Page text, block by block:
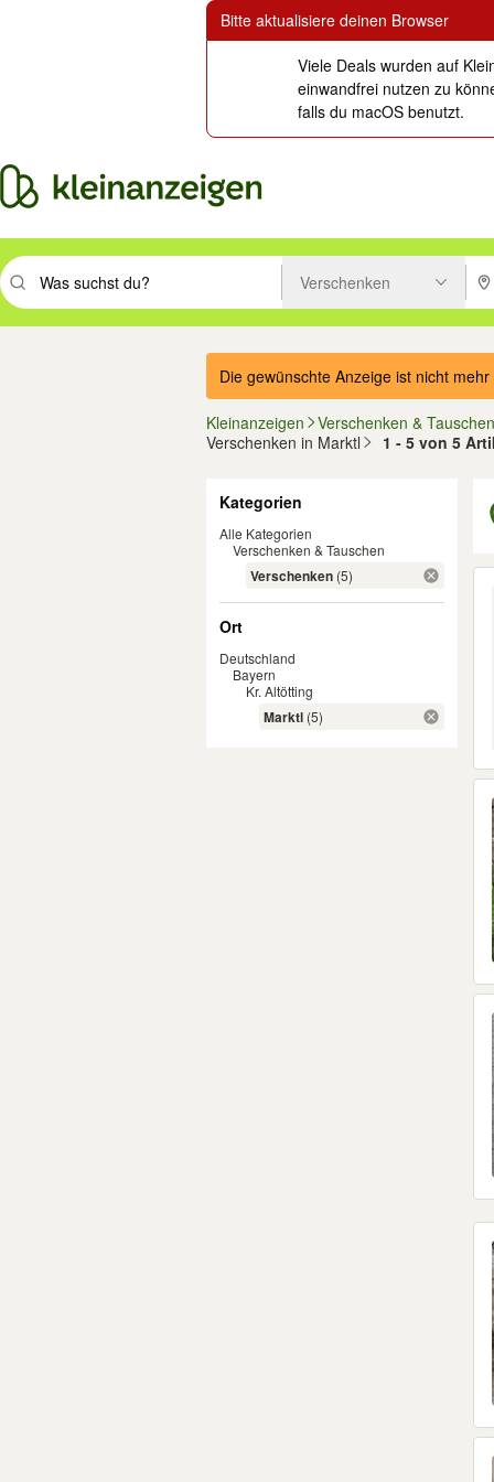
Bitte aktualisiere deinen Browser
Viele Deals wurden auf
einwandfrei nutzen zu
falls du macOS benutzt.
Suchbegriff eingeben. Eingabetaste drücken um zu suchen, oder
Verschenken
Die gewünschte Anzeige ist nicht
Kleinanzeigen
Verschenken & Tauschen
Verschenken in Marktl
1 - 5 von 5
Kategorien
Alle Kategorien
Verschenken & Tauschen
Verschenken (5)
Ort
Deutschland
Bayern
Kr. Altötting
Marktl (5)